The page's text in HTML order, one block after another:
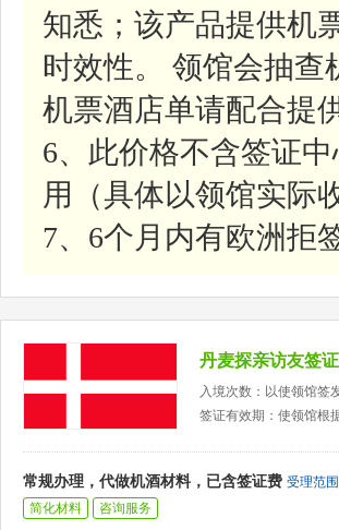
知悉；该产品提供机
时效性。 领馆会抽
机票酒店单请配合提
6、此价格不含签证
用（具体以领馆实际
7、6个月内有欧洲拒
丹麦探亲访友签
入境次数：以使领馆签
签证有效期：使领馆根
常规办理，代做机酒材料，已含签证费 受理范围
简化材料
咨询服务